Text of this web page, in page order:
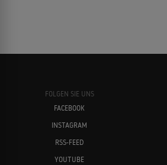
FOLGEN SIE UNS
FACEBOOK
INSTAGRAM
RSS-FEED
YOUTUBE